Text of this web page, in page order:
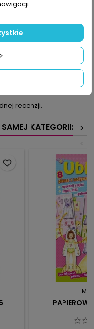
recenzji.
KATEGORII:
>
<
favorite_border